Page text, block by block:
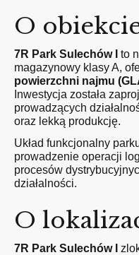
O
7R Park Sulechów I
to
magazynowy klasy A,
powierzchni najmu
Inwestycja została
prowadzących
oraz lekką produkcję.
Układ funkcjonalny
prowadzenie operacji
procesów
działalności.
O
7R Park Sulechów I